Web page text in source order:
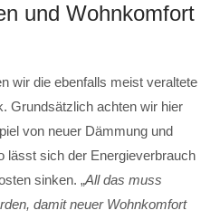
und Wohnkomfort
wir die ebenfalls meist veraltete
Grundsätzlich achten wir hier
von neuer Dämmung und
lässt sich der Energieverbrauch
sinken. „All das muss
damit neuer Wohnkomfort